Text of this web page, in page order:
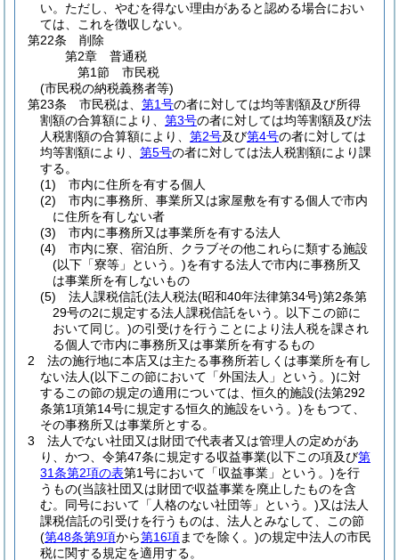
い。 ただし、やむを得ない理由があると認める場合におい
ては、これを徴収しない。
第22条
削除
第2章
普通税
第1節
市民税
(市民税の納税義務者等)
第23条
市民税は、 第1号の者に対しては均等割額及び所得
割額の合算額により、 第3号の者に対しては均等割額及び法
人税割額の合算額により、 第2号及び第4号の者に対しては
均等割額により、 第5号の者に対しては法人税割額により課
する。
(1)
市内に住所を有する個人
(2)
市内に事務所、事業所又は家屋敷を有する個人で市内
に住所を有しない者
(3)
市内に事務所又は事業所を有する法人
(4)
市内に寮、宿泊所、クラブその他これらに類する施設
(以下「寮等」という。)を有する法人で市内に事務所又
は事業所を有しないもの
(5)
法人課税信託(法人税法(昭和40年法律第34号)第2条第
29号の2に規定する法人課税信託をいう。以下この節に
おいて同じ。)の引受けを行うことにより法人税を課され
る個人で市内に事務所又は事業所を有するもの
2
法の施行地に本店又は主たる事務所若しくは事業所を有し
ない法人(以下この節において「外国法人」という。)に対
するこの節の規定の適用については、恒久的施設(法第292
条第1項第14号に規定する恒久的施設をいう。)をもつて、
その事務所又は事業所とする。
3
法人でない社団又は財団で代表者又は管理人の定めがあ
り、かつ、令第47条に規定する収益事業(以下この項及び第
31条第2項の表第1号において「収益事業」という。)を行
うもの(当該社団又は財団で収益事業を廃止したものを含
む。同号において「人格のない社団等」という。)又は法人
課税信託の引受けを行うものは、法人とみなして、この節
(第48条第9項から第16項までを除く。)の規定中法人の市民
税に関する規定を適用する。